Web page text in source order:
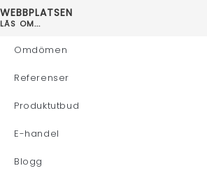
WEBBPLATSEN
LÄS OM...
Omdömen
Referenser
Produktutbud
E-handel
Blogg